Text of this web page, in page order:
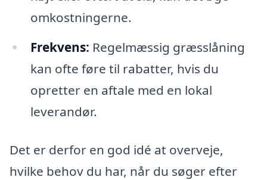
omkostningerne.
Frekvens: Regelmæssig græsslåning
kan ofte føre til rabatter, hvis du
opretter en aftale med en lokal
leverandør.
Det er derfor en god idé at overveje,
hvilke behov du har, når du søger efter